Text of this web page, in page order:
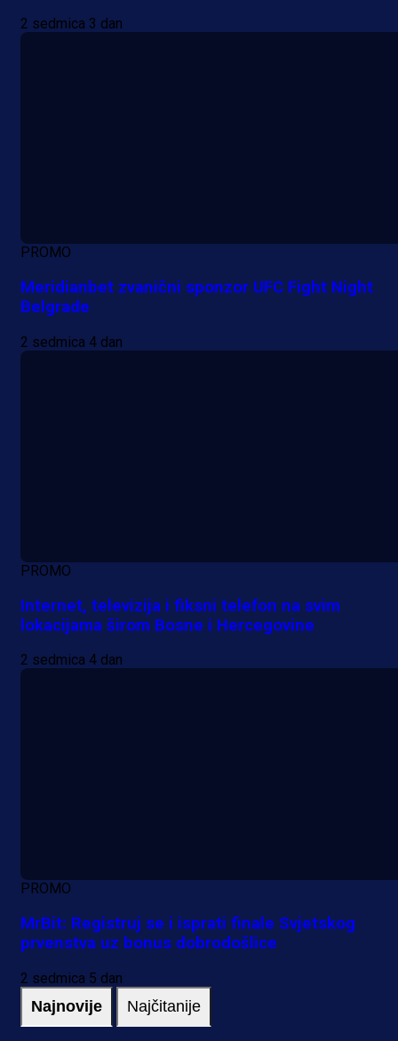
2 sedmica 3 dan
PROMO
Meridianbet zvanični sponzor UFC Fight Night
Belgrade
2 sedmica 4 dan
PROMO
Internet, televizija i fiksni telefon na svim
lokacijama širom Bosne i Hercegovine
2 sedmica 4 dan
PROMO
MrBit: Registruj se i isprati finale Svjetskog
prvenstva uz bonus dobrodošlice
2 sedmica 5 dan
Najnovije Najčitanije